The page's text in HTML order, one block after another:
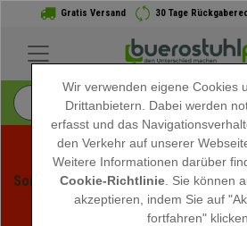
Gratis Versand 30 Tage
Sommerschlussverauf bei
für kurze Zeit - Aktion
Wir verwenden eigene Cookies
Drittanbietern. Dabei werden
erfasst und das
den Verkehr auf unserer
Weitere Informationen darüber
Cookie-Richtlinie . Sie können
akzeptieren, indem Sie auf
fortfahren" klicken.